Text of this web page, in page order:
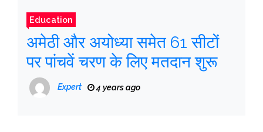
Education
अमेठी और अयोध्या समेत 61 सीटों
पर पांचवें चरण के लिए मतदान शुरू
Expert 4 years ago